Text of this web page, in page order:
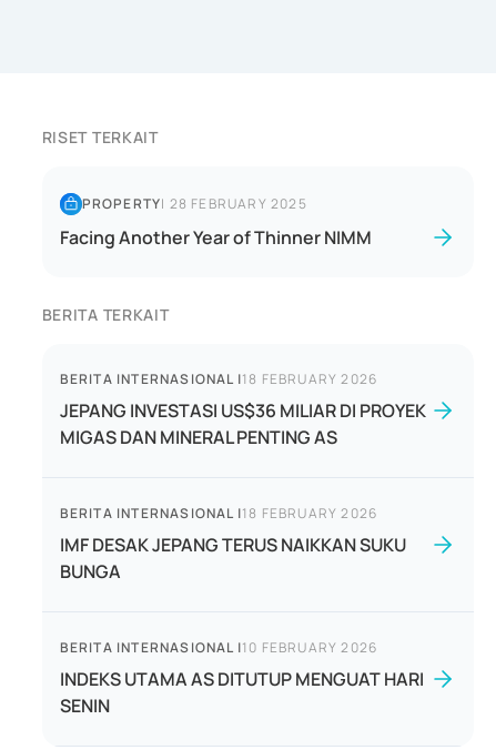
RISET TERKAIT
PROPERTY| 28 FEBRUARY 2025
Facing Another Year of Thinner NIMM
BERITA TERKAIT
BERITA INTERNASIONAL |18 FEBRUARY 2026
JEPANG INVESTASI US$36 MILIAR DI PROYEK
MIGAS DAN MINERAL PENTING AS
BERITA INTERNASIONAL |18 FEBRUARY 2026
IMF DESAK JEPANG TERUS NAIKKAN SUKU
BUNGA
BERITA INTERNASIONAL |10 FEBRUARY 2026
INDEKS UTAMA AS DITUTUP MENGUAT HARI
SENIN